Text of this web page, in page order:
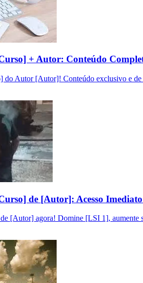
+ Autor: Conteúdo
do Autor [Autor]! Conteúdo exclusivo e
de [Autor]: Acesso
[Autor] agora! Domine [LSI 1], aumente